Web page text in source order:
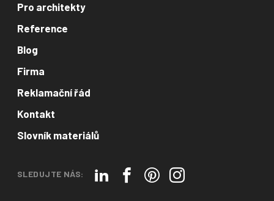
Pro architekty
Reference
Blog
Firma
Reklamační řád
Kontakt
Slovník materiálů
SLEDUJTE NÁS: